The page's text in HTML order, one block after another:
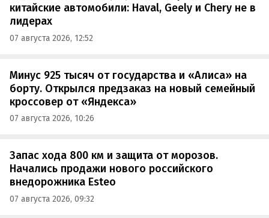
китайские автомобили: Haval, Geely и Chery не в
лидерах
07 августа 2026, 12:52
Минус 925 тысяч от государства и «Алиса» на
борту. Открылся предзаказ на новый семейный
кроссовер от «Яндекса»
07 августа 2026, 10:26
Запас хода 800 км и защита от морозов.
Начались продажи нового российского
внедорожника Esteo
07 августа 2026, 09:32